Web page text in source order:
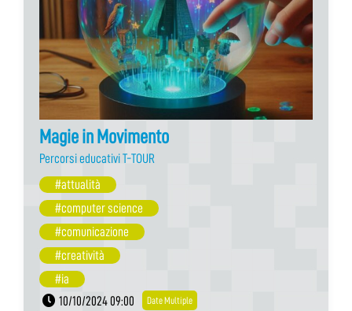
Magie in Movimento
Percorsi educativi T-TOUR
#attualità
#computer science
#comunicazione
#creatività
#ia
10/10/2024 09:00
Date Multiple